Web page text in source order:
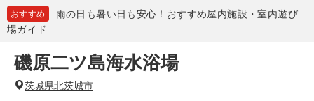
おすすめ
雨の日も暑い日も安心！おすすめ屋内施設・室内遊び
場ガイド
磯原二ツ島海水浴場
茨城県北茨城市